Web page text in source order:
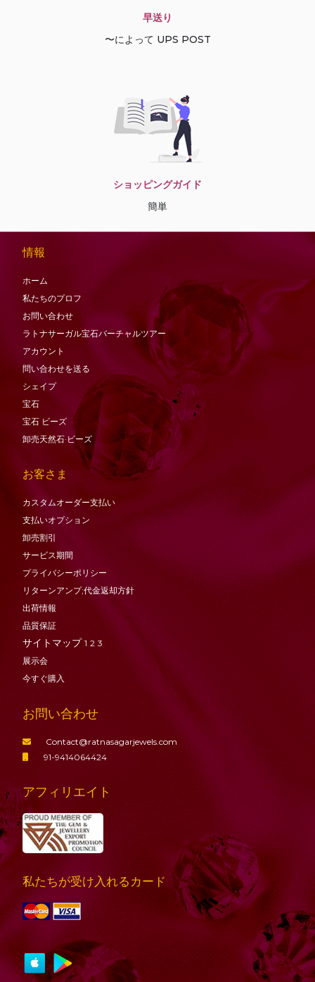
早送り
〜によって UPS POST
ショッピングガイド
簡単
情報
ホーム
私たちのプロフ
お問い合わせ
ラトナサーガル宝石バーチャ​​ルツアー
アカウント
問い合わせを送る
シェイプ
宝石
宝石 ビーズ
卸売天然石·ビーズ
お客さま
カスタムオーダー支払い
支払いオプション
卸売割引
サービス期間
プライバシーポリシー
リターンアンプ;代金返却方針
出荷情報
品質保証
サイトマップ 1 2 3
展示会
今すぐ購入
お問い合わせ
Contact@ratnasagarjewels.com
91-9414064424
アフィリエイト
私たちが受け入れるカード